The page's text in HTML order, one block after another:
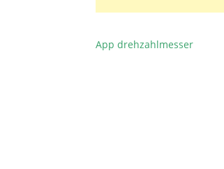
App drehzahlmesser